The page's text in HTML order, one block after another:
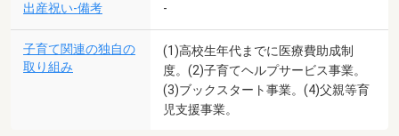
出産祝い-備考 -
子育て関連の独自の
取り組み
(1)高校生年代までに医療費助成制
度。(2)子育てヘルプサービス事業。
(3)ブックスタート事業。(4)父親等育
児支援事業。